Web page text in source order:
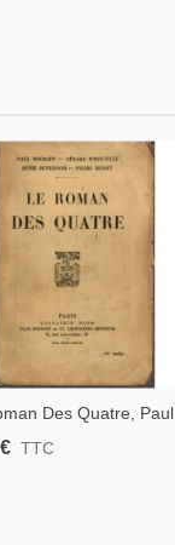
Des Quatre, Paul
Gérard D'Houville,
TTC